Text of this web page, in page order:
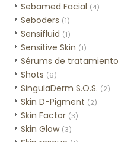
Sebamed Facial (4)
Seboders (1)
Sensifluid (1)
Sensitive Skin (1)
Sérums de tratamiento
Shots (6)
SingulaDerm S.O.S. (2)
Skin D-Pigment (2)
Skin Factor (3)
Skin Glow (3)